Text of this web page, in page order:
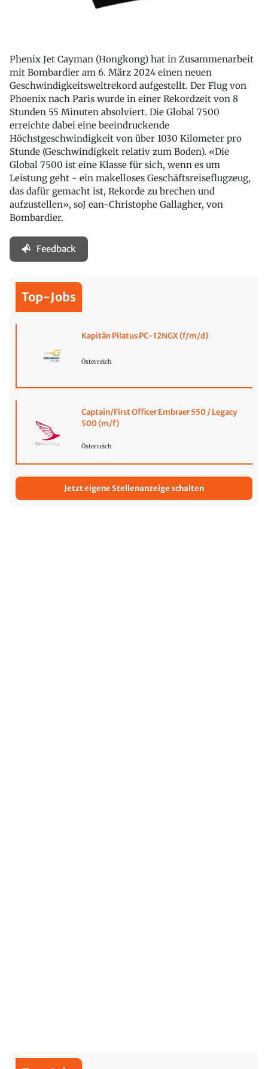
Phenix Jet Cayman (Hongkong) hat in Zusammenarbeit
mit Bombardier am 6. März 2024 einen neuen
Geschwindigkeitsweltrekord aufgestellt. Der Flug von
Phoenix nach Paris wurde in einer Rekordzeit von 8
Stunden 55 Minuten absolviert. Die Global 7500
erreichte dabei eine beeindruckende
Höchstgeschwindigkeit von über 1030 Kilometer pro
Stunde (Geschwindigkeit relativ zum Boden). «Die
Global 7500 ist eine Klasse für sich, wenn es um
Leistung geht - ein makelloses Geschäftsreiseflugzeug,
das dafür gemacht ist, Rekorde zu brechen und
aufzustellen», soJ ean-Christophe Gallagher, von
Bombardier.
Feedback
Top-Jobs
Kapitän Pilatus PC-12NGX (f/m/d)
Österreich
Captain/First Officer Embraer 550 / Legacy
500 (m/f)
Österreich
Jetzt eigene Stellenanzeige schalten